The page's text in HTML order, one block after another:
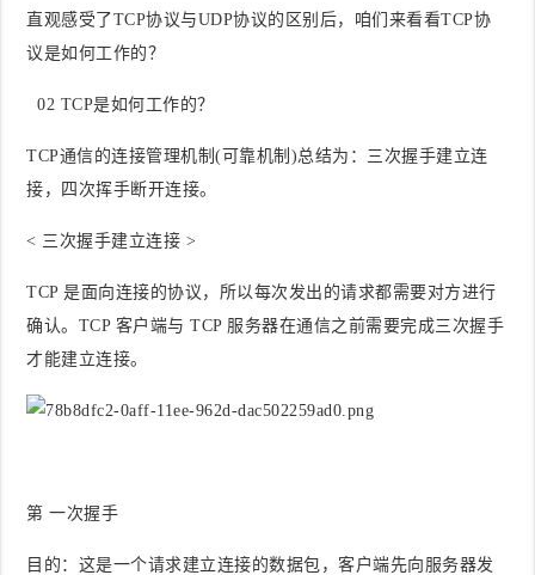
直观感受了TCP协议与UDP协议的区别后，咱们来看看TCP协
议是如何工作的？
02 TCP是如何工作的？
TCP通信的连接管理机制(可靠机制)总结为：三次握手建立连
接，四次挥手断开连接。
< 三次握手建立连接 >
TCP 是面向连接的协议，所以每次发出的请求都需要对方进行
确认。TCP 客户端与 TCP 服务器在通信之前需要完成三次握手
才能建立连接。
第 一次握手
目的 ：这是一个请求建立连接的数据包，客户端先向服务器发